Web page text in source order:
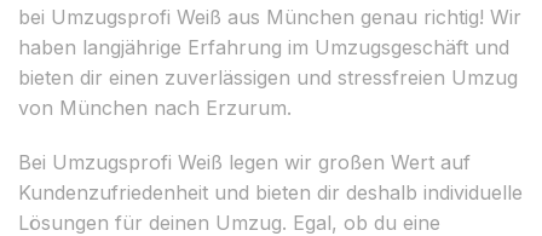
bei Umzugsprofi Weiß aus München genau richtig! Wir
haben langjährige Erfahrung im Umzugsgeschäft und
bieten dir einen zuverlässigen und stressfreien Umzug
von München nach Erzurum.
Bei Umzugsprofi Weiß legen wir großen Wert auf
Kundenzufriedenheit und bieten dir deshalb individuelle
Lösungen für deinen Umzug. Egal, ob du eine